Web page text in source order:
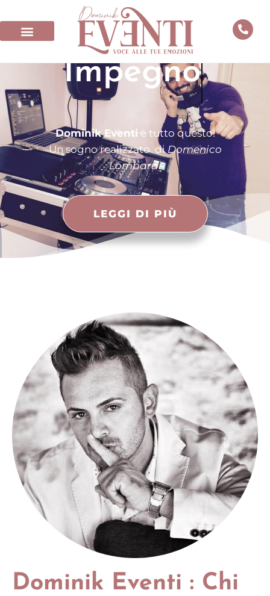
Impegno
Dominik Eventi è tutto questo!
Un sogno realizzato diDomenico
Lombardi
LEGGI DI PIÙ
Dominik Eventi : Chi